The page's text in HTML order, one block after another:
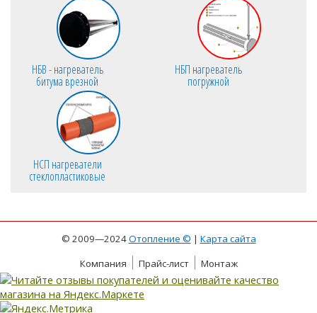
НБВ - нагреватель
битума врезной
НБП нагреватель
погружной
НСП нагреватели
стеклопластиковые
© 2009—2024Отопление © | Карта сайта
Компания
Прайс-лист Монтаж